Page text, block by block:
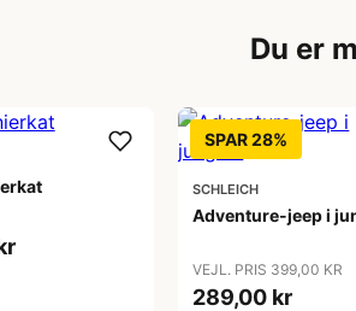
Du er
SPAR 28%
SCHLEICH
Adventure-jeep i
VEJL. PRIS 399,00 KR
289,00 kr